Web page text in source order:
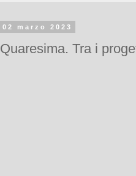
02 marzo 2023
Quaresima. Tra i